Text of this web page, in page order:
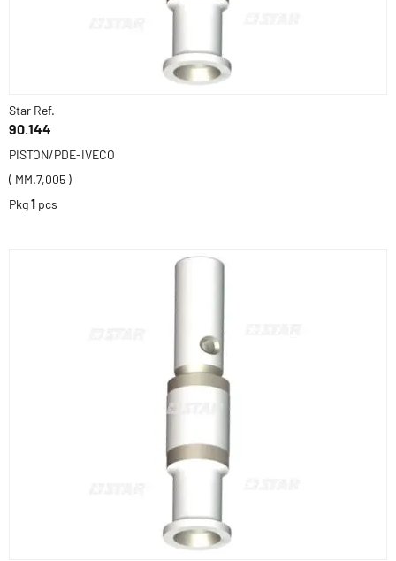
Star Ref.
90.144
PISTON/PDE-IVECO
( MM.7,005 )
Pkg1 pcs